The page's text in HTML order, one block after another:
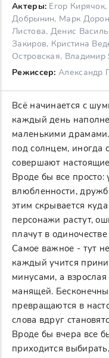
Актеры: Егор
Добрынин, Марк
Листова, Денис
Закиров, Кристина
Островская,
Режиссер: Александр
Всё начинается с
каждый день
маленькими
под солнцем, иногда
совершают
Вроде бы все просто:
влюбленности,
этим скрывается
персонажи растут,
плачут в
Самое важное - тут
каждый учится
минусами, а
манящей.
превращаются в
слова вдруг
Вроде бы вчера все
приходится